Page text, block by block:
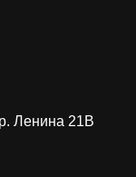
Ленина 21В